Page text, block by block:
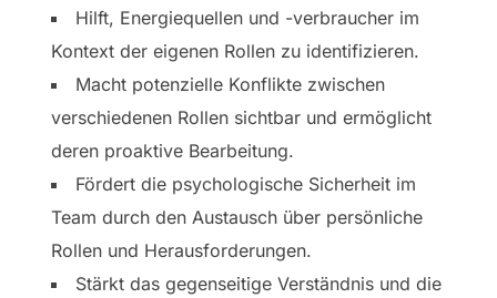
Hilft, Energiequellen und -verbraucher im
Kontext der eigenen Rollen zu identifizieren.
Macht potenzielle Konflikte zwischen
verschiedenen Rollen sichtbar und ermöglicht
deren proaktive Bearbeitung.
Fördert die psychologische Sicherheit im
Team durch den Austausch über persönliche
Rollen und Herausforderungen.
Stärkt das gegenseitige Verständnis und die